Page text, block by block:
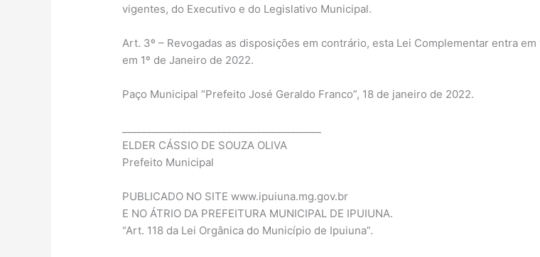
vigentes, do Executivo e do Legislativo Municipal.
Art. 3º – Revogadas as disposições em contrário, esta Lei Complementar entra
em 1º de Janeiro de 2022.
Paço Municipal “Prefeito José Geraldo Franco”, 18 de janeiro de 2022.
ELDER CÁSSIO DE SOUZA OLIVA
Prefeito Municipal
PUBLICADO NO SITE www.ipuiuna.mg.gov.br
E NO ÁTRIO DA PREFEITURA MUNICIPAL DE IPUIUNA.
“Art. 118 da Lei Orgânica do Município de Ipuiuna”.